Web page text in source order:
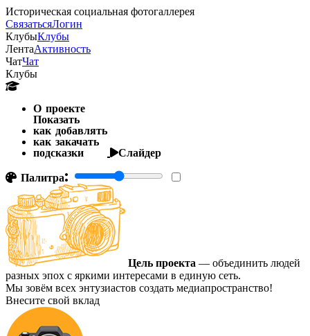
Историческая социальная фотогаллерея
СвязатьсяЛогин
КлубыКлубы
ЛентаАктивность
ЧатЧат
Клубы
О проекте
Показать
как добавлять
как закачать
подсказки
Слайдер
Палитра:
Цель проекта — объединить людей
разных эпох с яркими интересами в единую сеть.
Мы зовём всех энтузиастов создать медиапространство!
Внесите свой вклад